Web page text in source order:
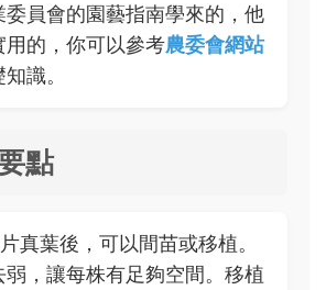
委員會的園藝指南學來的，他
用的，你可以參考農委會網站
識。
點
真葉後，可以間苗或移植。
弱，讓每株有足夠空間。移植